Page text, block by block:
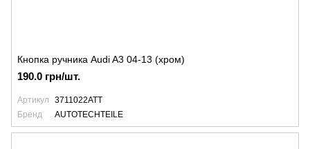
Кнопка ручника Audi A3 04-13 (хром)
190.0 грн/шт.
Артикул
3711022ATT
Бренд
AUTOTECHTEILE